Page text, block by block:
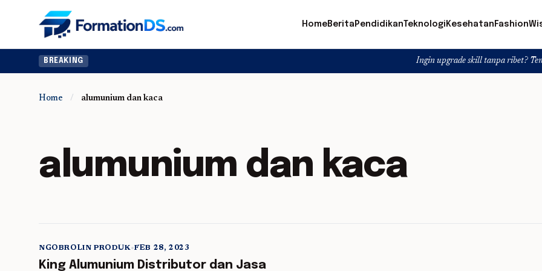
HomeBerita PendidikanTeknologi Kesehatan Fashion
BREAKING Ingin upgrade skill tanpa ribet? Temukan
Home / alumunium dan kaca
alumunium dan kaca
5 min read
NGOBROLIN PRODUK•FEB 28, 2023
King Alumunium Distributor dan Jasa